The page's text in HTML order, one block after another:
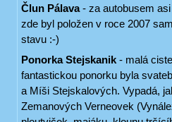
Člun Pálava- za autobusem
zde byl položen v roce 2007
stavu :-)
Ponorka Stejskanik - malá
fantastickou ponorku byla
a Míši Stejskalových. Vypadá,
Zemanových Verneovek